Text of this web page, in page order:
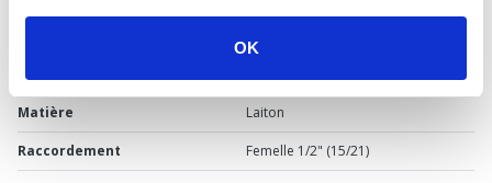
OK
Marque
Matière Laiton
Raccordement Femelle 1/2" (15/21)